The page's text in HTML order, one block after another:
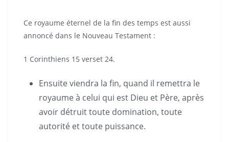
Ce royaume éternel de la fin des temps est aussi
annoncé dans le Nouveau Testament :
1 Corinthiens 15 verset 24.
Ensuite viendra la fin, quand il remettra le
royaume à celui qui est Dieu et Père, après
avoir détruit toute domination, toute
autorité et toute puissance.